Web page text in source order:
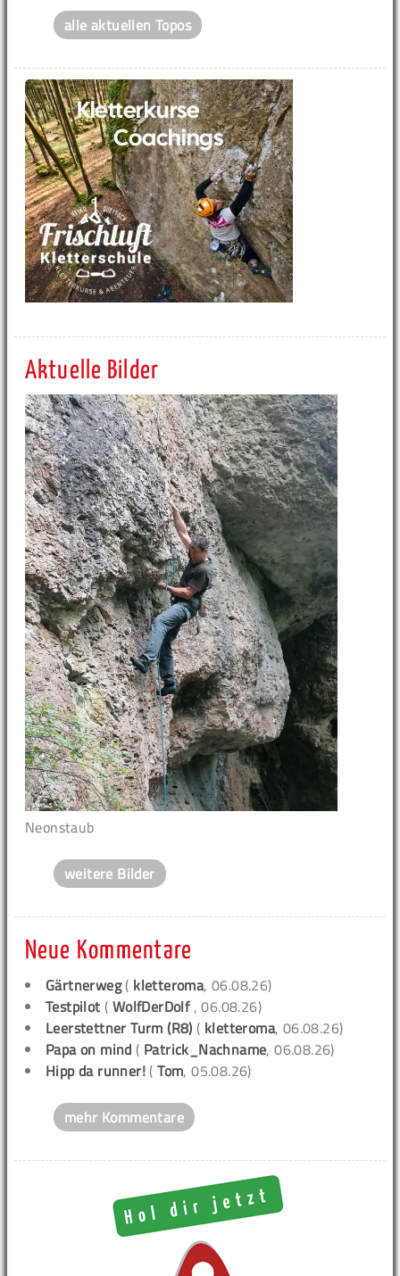
alle aktuellen Topos
Aktuelle Bilder
Neonstaub
weitere Bilder
Neue Kommentare
Gärtnerweg( kletteroma, 06.08.26)
Testpilot ( WolfDerDolf , 06.08.26)
Leerstettner Turm (R8) ( kletteroma, 06.08.26)
Papa on mind ( Patrick_Nachname, 06.08.26)
Hipp da runner! (Tom, 05.08.26)
mehr Kommentare